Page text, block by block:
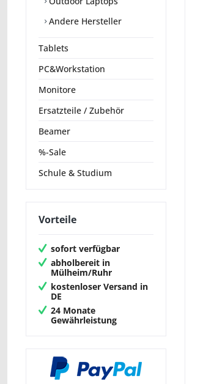
Andere Hersteller
Tablets
PC&Workstation
Monitore
Ersatzteile / Zubehör
Beamer
%-Sale
Schule & Studium
Vorteile
sofort verfügbar
abholbereit in
Mülheim/Ruhr
kostenloser Versand in
DE
24 Monate
Gewährleistung